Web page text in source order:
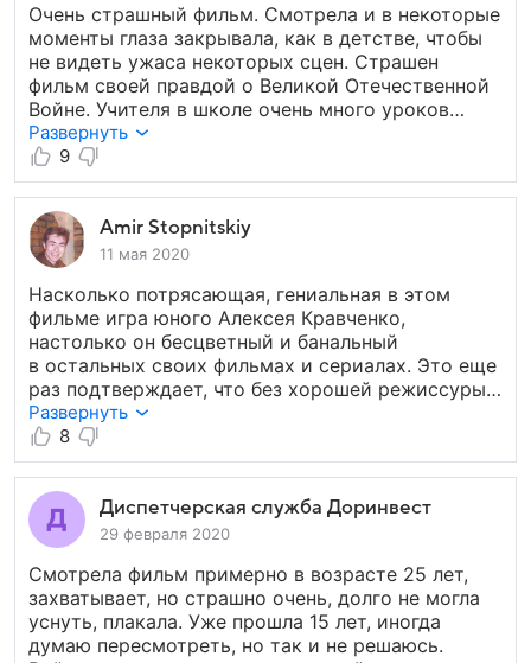
Очень страшный фильм. Смотрела и в некоторые
моменты глаза закрывала, как в детстве, чтобы
не видеть ужаса некоторых сцен. Страшен
фильм своей правдой о Великой Отечественной
Войне. Учителя в школе очень много уроков
посвещают этой теме. Но чтобы подростков
погрузить в эту тему достаточно показать пару
фильмов об этой страшной войне. Этот фильм
и ещё один о блокадном Ленинграде. Такие
откровенные сцены убийств и насилия во время
ВОВ нам даже в учебниках истории
не описывали. Рекомендую посмотреть ВСЕМ,
особенно молодому поколению и тем,
кто переписал свои учебники истории и возвёл
в ранг героев нацистов
Развернуть
9
Amir Stopnitskiy
11 мая 2020
Насколько потрясающая, гениальная в этом
фильме игра юного Алексея Кравченко,
настолько он бесцветный и банальный
в остальных своих фильмах и сериалах. Это еще
раз подтверждает, что без хорошей режиссуры,
сценария и операторской работы даже
великолепные актеры ничто. Поэтому Кравченко
можно смело записывать в рубрику: поколение
актеров, которых мы потеряли.
Развернуть
8
Диспетчерская служба Доринвест
29 февраля 2020
Смотрела фильм примерно в возрасте 25 лет,
захватывает, но страшно очень, долго не могла
уснуть, плакала. Уже прошла 15 лет, иногда
думаю пересмотреть, но так и не решаюсь.